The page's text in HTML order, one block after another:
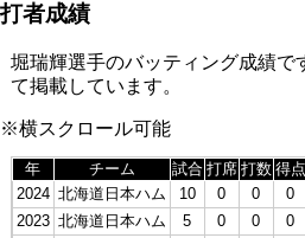
打者成績
堀瑞輝選手のバッティング成績で
て掲載しています。
※横スクロール可能
年 チーム 試合 打席 打数 得点
2024 北海道日本ハム 10 0 0 0
2023 北海道日本ハム 5 0 0 0